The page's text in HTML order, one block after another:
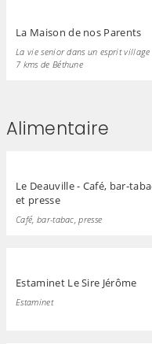
La Maison de nos Parents
La vie senior dans un esprit village
7 kms de Béthune
Alimentaire
Le Deauville - Café, bar-
et presse
Café, bar-tabac, presse
Estaminet Le Sire Jérôme
Estaminet